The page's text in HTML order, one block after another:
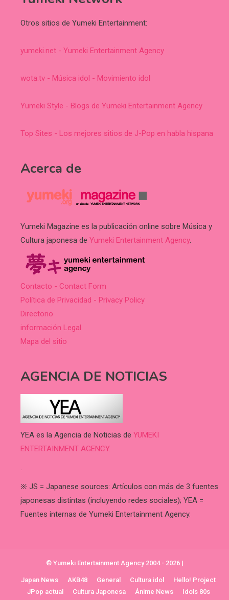
Otros sitios de Yumeki Entertainment:
yumeki.net - Yumeki Entertainment Agency
wota.tv - Música idol - Movimiento idol
Yumeki Style - Blogs de Yumeki Entertainment Agency
Top Sites - Los mejores sitios de J-Pop en habla hispana
Acerca de
Yumeki Magazine es la publicación online sobre Música y
Cultura japonesa de Yumeki Entertainment Agency.
Contacto - Contact Form
Política de Privacidad - Privacy Policy
Directorio
información Legal
Mapa del sitio
AGENCIA DE NOTICIAS
YEA es la Agencia de Noticias de YUMEKI
ENTERTAINMENT AGENCY.
.
※ JS = Japanese sources: Artículos con más de 3 fuentes
japonesas distintas (incluyendo redes sociales); YEA =
Fuentes internas de Yumeki Entertainment Agency.
© Yumeki Entertainment Agency 2004 - 2026 |
Japan News AKB48 General Cultura idol
Hello! Project
JPop actual
Cultura Japonesa Ánime News
Idols 80s